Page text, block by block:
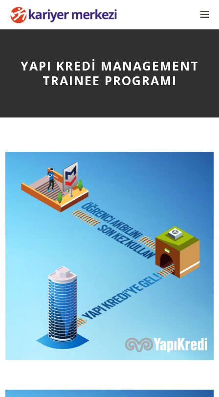
YAPI KREDİ MANAGEMENT
TRAINEE PROGRAMI